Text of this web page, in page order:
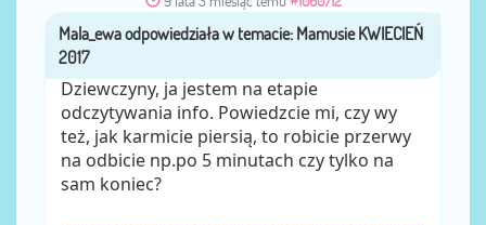
przezMala_ewa
Dziewczyny, ja jestem na etapie
odczytywania info. Powiedzcie mi, czy wy
też, jak karmicie piersią, to robicie przerwy
na odbicie np.po 5 minutach czy tylko na
sam koniec?